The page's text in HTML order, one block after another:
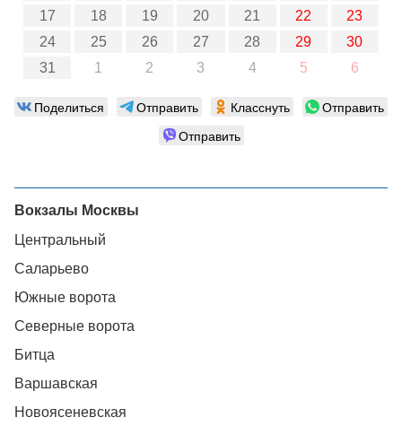
17
18 19 20 21 22
23
24
25 26 27 28 29
30
31
1 2 3 4 5 6
Поделиться Отправить Класснуть
Отправить
Отправить
Вокзалы Москвы
Центральный
Саларьево
Южные ворота
Северные ворота
Битца
Варшавская
Новоясеневская